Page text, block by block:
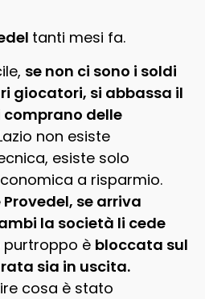
tanti mesi fa.
se non ci sono i soldi
giocatori, si abbassa il
delle
non esiste
esiste solo
a risparmio.
se arriva
la società li cede
purtroppo è bloccata sul
sia in uscita.
cosa è stato